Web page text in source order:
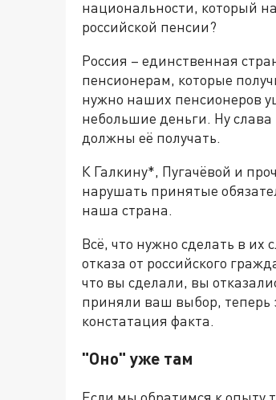
национальности, который
российской пенсии?
Россия – единственная
пенсионерам, которые
нужно наших пенсионеров
небольшие деньги. Ну
должны её получать.
К Галкину*, Пугачёвой и
нарушать принятые
наша страна.
Всё, что нужно сделать в их
отказа от российского
что вы сделали, вы
приняли ваш выбор, теперь
констатация факта.
"Оно" уже там
Если мы обратимся к опыту